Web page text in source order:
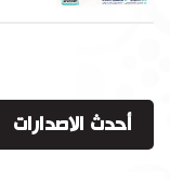
أحدث الاصدارات